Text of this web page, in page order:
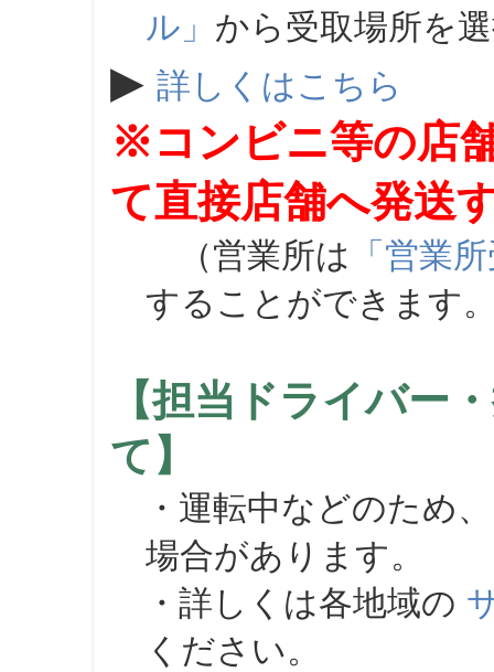
ル」 から受取場所を
▶ 詳しくはこちら
※コンビニ等の店
て直接店舗へ発送
（営業所は 「営業
することができます
【担当ドライバー
て】
・運転中などのため
場合があります。
・詳しくは各地域の
ください。